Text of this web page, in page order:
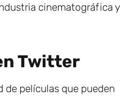
cinematográfica y
Twitter
de películas que pueden